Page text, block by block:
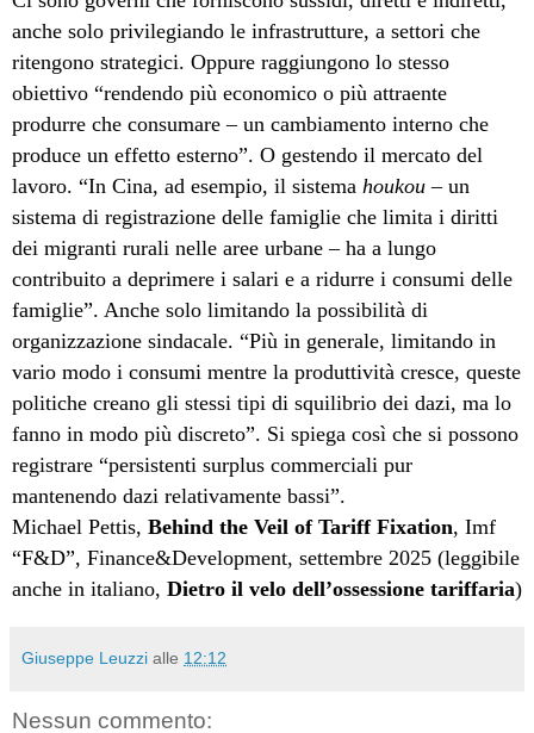
anche solo privilegiando le infrastrutture, a settori che
ritengono strategici. Oppure raggiungono lo stesso
obiettivo “rendendo più economico o più attraente
produrre che consumare – un cambiamento interno che
produce un effetto esterno”. O gestendo il mercato del
lavoro. “In Cina, ad esempio, il sistema houkou – un
sistema di registrazione delle famiglie che limita i diritti
dei migranti rurali nelle aree urbane – ha a lungo
contribuito a deprimere i salari e a ridurre i consumi delle
famiglie”. Anche solo limitando la possibilità di
organizzazione sindacale. “Più in generale, limitando in
vario modo i consumi mentre la produttività cresce, queste
politiche creano gli stessi tipi di squilibrio dei dazi, ma lo
fanno in modo più discreto”. Si spiega così che si possono
registrare “persistenti surplus commerciali pur
mantenendo dazi relativamente bassi”.
Michael Pettis, Behind the Veil of Tariff Fixation, Imf
“F&D”, Finance&Development, settembre 2025 (leggibile
anche in italiano, Dietro il velo dell’ossessione tariffaria)
Giuseppe Leuzzi alle 12:12
Nessun commento: